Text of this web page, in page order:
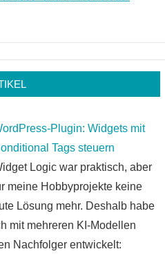
Plugin: Widgets mit
Tags steuern
Logic war praktisch, aber
meine Hobbyprojekte keine
Lösung mehr. Deshalb habe
mit mehreren KI-Modellen
Nachfolger entwickelt: